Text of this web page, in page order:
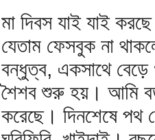
মা দিবস যাই যাই
যেতাম ফেসবুক না
বন্ধুত্ব, একসাথে বেড়ে
শৈশব শুরু হয়। আমি
করেছে। দিনশেষে পথ